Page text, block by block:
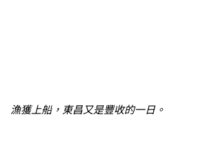
漁獲上船，東昌又是豐收的一日。